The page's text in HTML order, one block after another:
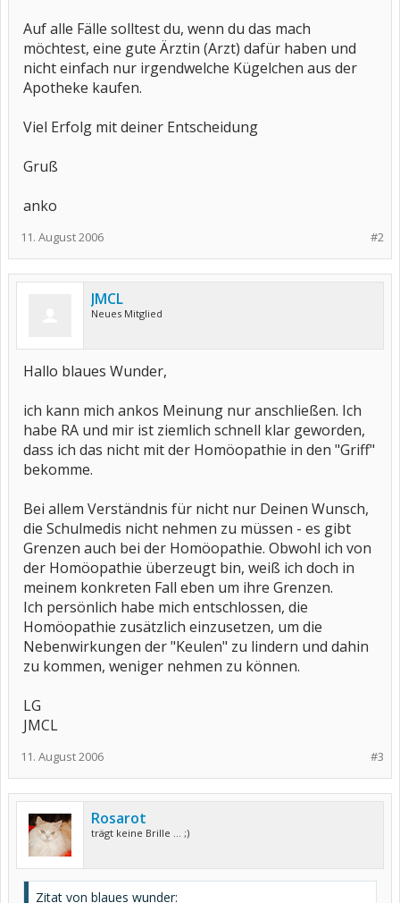
Auf alle Fälle solltest du, wenn du das mach
möchtest, eine gute Ärztin (Arzt) dafür haben und
nicht einfach nur irgendwelche Kügelchen aus der
Apotheke kaufen.
Viel Erfolg mit deiner Entscheidung
Gruß
anko
#2
11. August 2006
JMCL
Neues Mitglied
Hallo blaues Wunder,
ich kann mich ankos Meinung nur anschließen. Ich
habe RA und mir ist ziemlich schnell klar geworden,
dass ich das nicht mit der Homöopathie in den "Griff"
bekomme.
Bei allem Verständnis für nicht nur Deinen Wunsch,
die Schulmedis nicht nehmen zu müssen - es gibt
Grenzen auch bei der Homöopathie. Obwohl ich von
der Homöopathie überzeugt bin, weiß ich doch in
meinem konkreten Fall eben um ihre Grenzen.
Ich persönlich habe mich entschlossen, die
Homöopathie zusätzlich einzusetzen, um die
Nebenwirkungen der "Keulen" zu lindern und dahin
zu kommen, weniger nehmen zu können.
LG
JMCL
#3
11. August 2006
Rosarot
trägt keine Brille ... ;)
Zitat von blaues wunder: